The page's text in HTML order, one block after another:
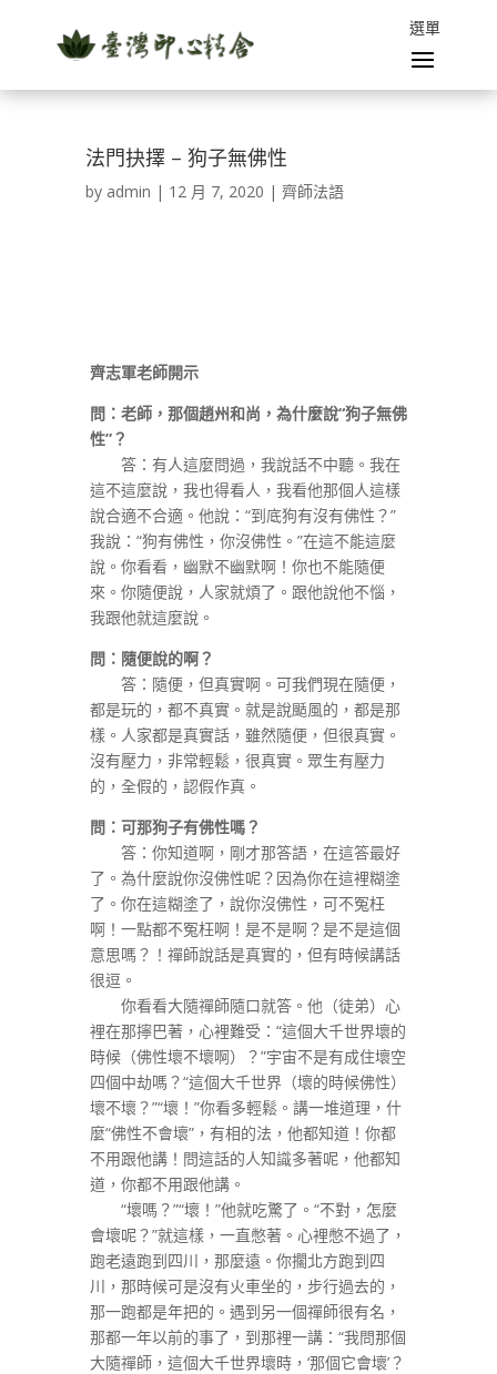
法門抉擇 – 狗子無佛性
by admin | 12 月 7, 2020 | 齊師法語
齊志軍老師開示
問：老師，那個趙州和尚，為什麼說“狗子無佛
性”？
答：有人這麼問過，我說話不中聽。我在
這不這麼說，我也得看人，我看他那個人這樣
說合適不合適。他說：“到底狗有沒有佛性？”
我說：“狗有佛性，你沒佛性。”在這不能這麼
說。你看看，幽默不幽默啊！你也不能隨便
來。你隨便說，人家就煩了。跟他說他不惱，
我跟他就這麼說。
問：隨便說的啊？
答：隨便，但真實啊。可我們現在隨便，
都是玩的，都不真實。就是說颳風的，都是那
樣。人家都是真實話，雖然隨便，但很真實。
沒有壓力，非常輕鬆，很真實。眾生有壓力
的，全假的，認假作真。
問：可那狗子有佛性嗎？
答：你知道啊，剛才那答語，在這答最好
了。為什麼說你沒佛性呢？因為你在這裡糊塗
了。你在這糊塗了，說你沒佛性，可不冤枉
啊！一點都不冤枉啊！是不是啊？是不是這個
意思嗎？！禪師說話是真實的，但有時候講話
很逗。
你看看大隨禪師隨口就答。他（徒弟）心
裡在那擰巴著，心裡難受：“這個大千世界壞的
時候（佛性壞不壞啊）？”宇宙不是有成住壞空
四個中劫嗎？“這個大千世界（壞的時候佛性）
壞不壞？”“壞！”你看多輕鬆。講一堆道理，什
麼“佛性不會壞”，有相的法，他都知道！你都
不用跟他講！問這話的人知識多著呢，他都知
道，你都不用跟他講。
“壞嗎？”“壞！”他就吃驚了。“不對，怎麼
會壞呢？”就這樣，一直憋著。心裡憋不過了，
跑老遠跑到四川，那麼遠。你擱北方跑到四
川，那時候可是沒有火車坐的，步行過去的，
那一跑都是年把的。遇到另一個禪師很有名，
那都一年以前的事了，到那裡一講：“我問那個
大隨禪師，這個大千世界壞時，‘那個它會壞’？